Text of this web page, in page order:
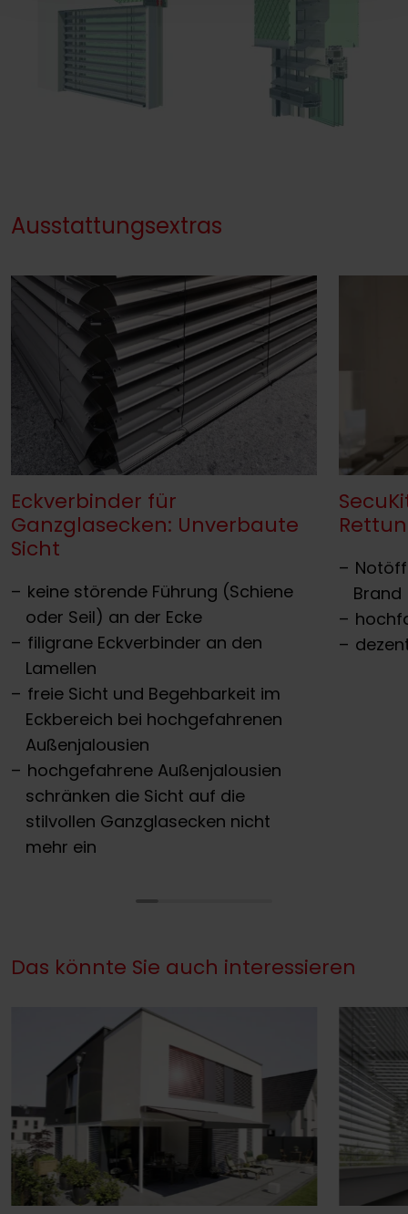
Ausstattungsextras
Eckverbinder für
Ganzglasecken: Unverbaute
Sicht
keine störende Führung (Schiene
oder Seil) an der Ecke
filigrane Eckverbinder an den
Lamellen
freie Sicht und Begehbarkeit im
Eckbereich bei hochgefahrenen
Außenjalousien
hochgefahrene Außenjalousien
schränken die Sicht auf die
stilvollen Ganzglasecken nicht
mehr ein
Brand
Das könnte Sie auch interessieren